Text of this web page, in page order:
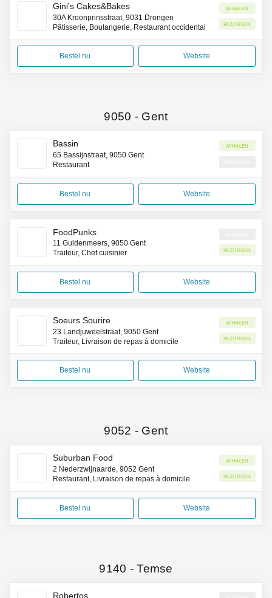
Gini's Cakes&Bakes
30A Kroonprinsstraat, 9031 Drongen
Pâtisserie, Boulangerie, Restaurant occidental
Afhalen
Bezorgen
Bestel nu Website
9050 - Gent
Bassin
65 Bassijnstraat, 9050 Gent
Restaurant
Afhalen
Bestel nu Website
FoodPunks
11 Guldenmeers, 9050 Gent
Traiteur, Chef cuisinier
Bezorgen
Bestel nu Website
Soeurs Sourire
23 Landjuweelstraat, 9050 Gent
Traiteur, Livraison de repas à domicile
Afhalen
Bezorgen
Bestel nu Website
9052 - Gent
Suburban Food
2 Nederzwijnaarde, 9052 Gent
Restaurant, Livraison de repas à domicile
Afhalen
Bezorgen
Bestel nu Website
9140 -Temse
Robertos